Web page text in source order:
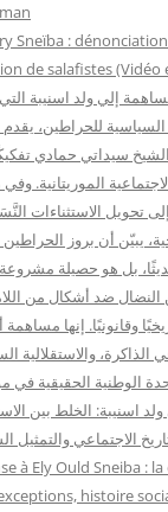
Sneïba :
de salafistes (Vidéo
إلي ولد اسنيبة
للحراطين،
سيداتي حمادي
الموريتانية.
تحويل الاستثناءات
يبيّن أن بروز
بل هو حصيلة
ضد أشكال من
وقانونيًا. إنها
الذاكرة، والاستقلالية
الوطنية الحقيقية في
اسنيبة: الخلط بين
الاجتماعي والتمثيل
à Ely Ould Sneiba :
histoire